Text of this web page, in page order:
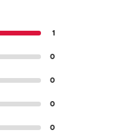
1
0
0
0
0